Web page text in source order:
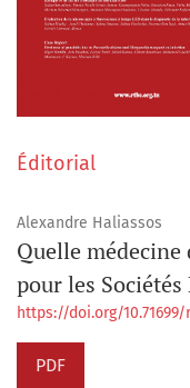
Éditorial
Alexandre Haliassos
Quelle
pour les
https://doi.org/
PDF